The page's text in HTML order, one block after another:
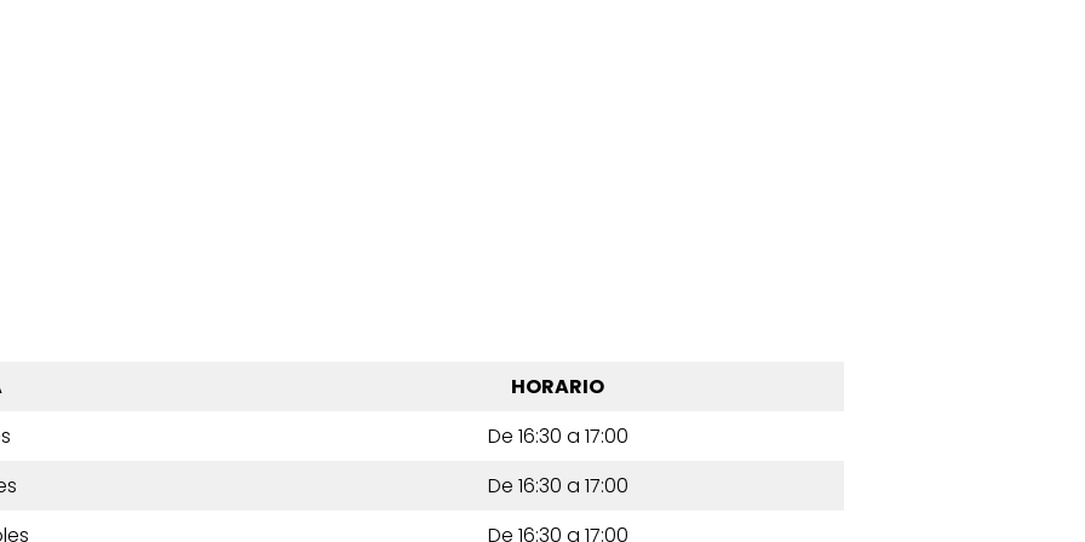
HORARIO
De 16:30 a 17:00
De 16:30 a 17:00
De 16:30 a 17:00